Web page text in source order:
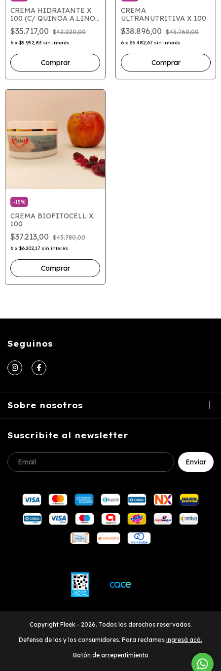
CREMA HIDRATANTE X
100 (C/ QUINOA A.LINO
CHIA)
$35.717,00 $42.020,00
6 x $5.952,83 sin interés
CREMA
ULTRANUTRITIVA X 100
$38.896,00 $45.760,00
6 x $6.482,67 sin interés
-15%
CREMA BIOFITOCELL X
100
$37.213,00 $43.780,00
6 x $6.202,17 sin interés
Seguinos
Sobre nosotros
Suscribite al newsletter
Copyright Fleek - 2026. Todos los derechos reservados.
Defensa de las y los consumidores. Para reclamos ingresá acá.
Botón de arrepentimiento